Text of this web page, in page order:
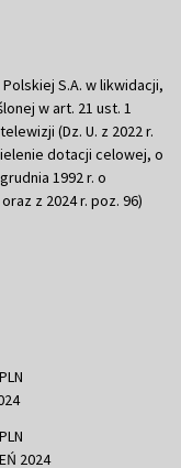
S.A. w likwidacji,
w art. 21 ust. 1
(Dz. U. z 2022 r.
dotacji celowej, o
1992 r. o
z 2024 r. poz. 96)
2024